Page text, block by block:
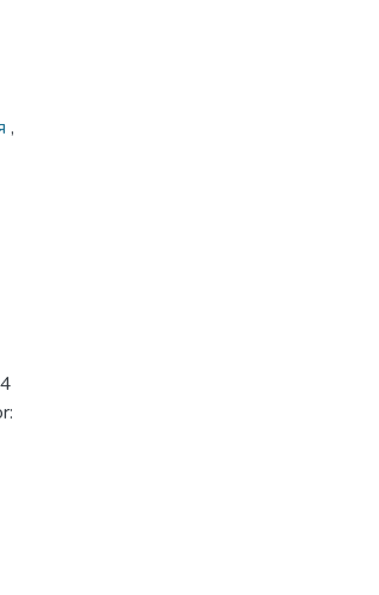
,